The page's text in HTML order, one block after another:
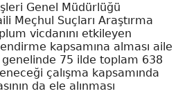
Genel Müdürlüğü
Meçhul Suçları Araştırma
vicdanını etkileyen
kapsamına alması aile
75 ilde toplam 638
çalışma kapsamında
da ele alınması